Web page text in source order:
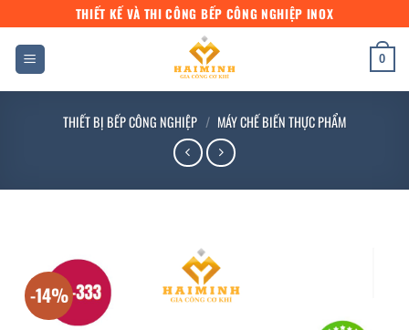
qua
dung
THIẾT KẾ VÀ THI CÔNG BẾP CÔNG NGHIỆP INOX
0
THIẾT BỊ BẾP CÔNG NGHIỆP / MÁY CHẾ BIẾN THỰC PHẨM
-14%